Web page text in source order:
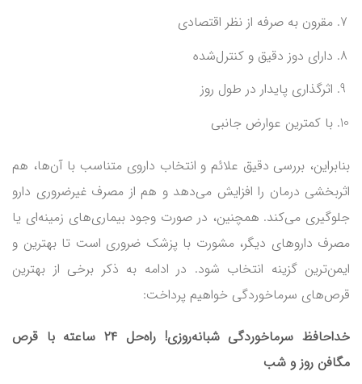
مقرون به صرفه از نظر اقتصادی
دارای دوز دقیق و کنترل‌شده
اثرگذاری پایدار در طول روز
با کمترین عوارض جانبی
بنابراین، بررسی دقیق علائم و انتخاب داروی متناسب با آن‌ها، هم
اثربخشی درمان را افزایش می‌دهد و هم از مصرف غیرضروری دارو
جلوگیری می‌کند. همچنین، در صورت وجود بیماری‌های زمینه‌ای یا
مصرف داروهای دیگر، مشورت با پزشک ضروری است تا بهترین و
ایمن‌ترین گزینه انتخاب شود. در ادامه به ذکر برخی از بهترین
قرص‌های سرماخوردگی خواهیم پرداخت:
خداحافظ سرماخوردگی شبانه‌روزی! راه‌حل ۲۴ ساعته با قرص
مگافن روز و شب